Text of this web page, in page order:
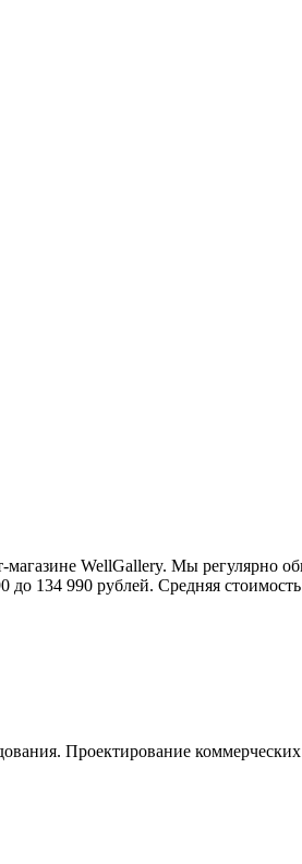
WellGallery. Мы регулярно
134 990 рублей. Средняя стоимость
Проектирование